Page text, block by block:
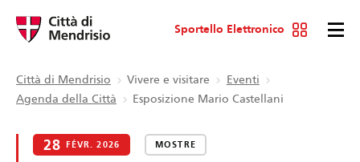
Sportello Elettronico
Città di Mendrisio Vivere e visitare
Eventi
Agenda della Città
Esposizione Mario Castellani
28 FÉVR. 2026 MOSTRE